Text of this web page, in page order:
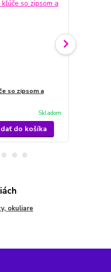
so zipsom a
Skladom
do košíka
okuliare